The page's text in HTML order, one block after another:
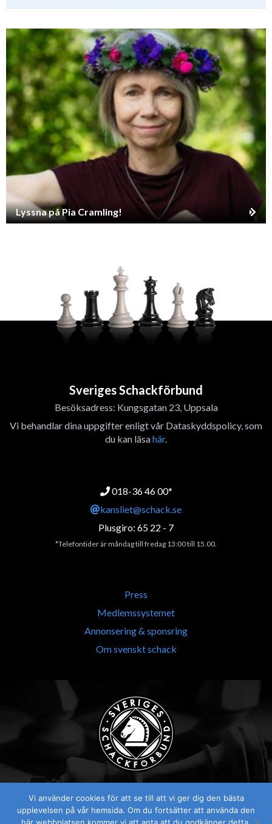
Lyssna på Pia Cramling!
Sveriges Schackförbund
Besöksadress: Kungsgatan 23, Uppsala
Vi behandlar dina uppgifter enligt vår Dataskyddspolicy, som
du kan läsahär.
018-36 46 00*
kansliet@schack.se
Plusgiro: 65 22 - 7
*Telefontider är måndag till fredag 13:00 till 15.00.
Press
Medlemssystemet
Annonsering & sponsring
Om svenskt schack
Vi använder cookies för att se till att vi ger dig den bästa
upplevelsen på vår hemsida. Om du fortsätter att använda den